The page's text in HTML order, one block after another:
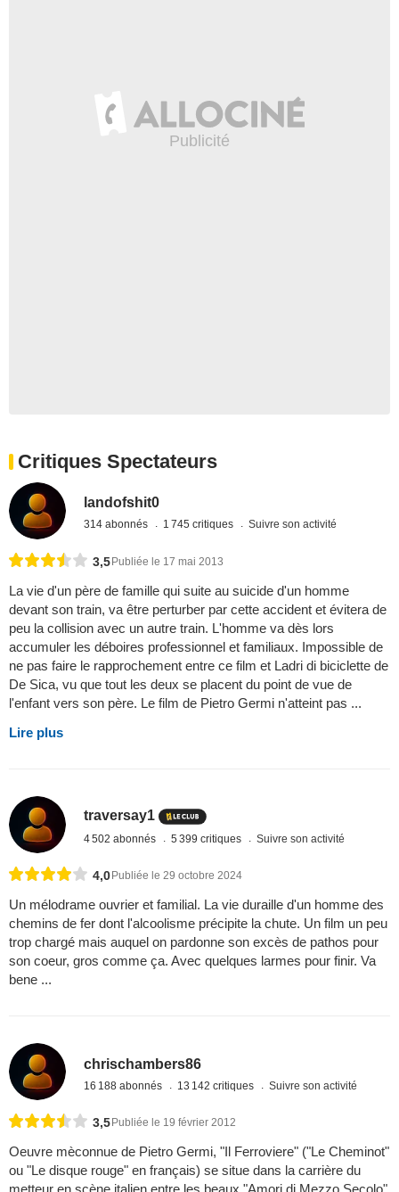
Critiques Spectateurs
landofshit0
314 abonnés 1 745 critiques Suivre son activité
3,5Publiée le 17 mai 2013
La vie d'un père de famille qui suite au suicide d'un homme
devant son train, va être perturber par cette accident et évitera de
peu la collision avec un autre train. L'homme va dès lors
accumuler les déboires professionnel et familiaux. Impossible de
ne pas faire le rapprochement entre ce film et Ladri di biciclette de
De Sica, vu que tout les deux se placent du point de vue de
l'enfant vers son père. Le film de Pietro Germi n'atteint pas ...
Lire plus
traversay1
4 502 abonnés 5 399 critiques Suivre son activité
4,0 Publiée le 29 octobre 2024
Un mélodrame ouvrier et familial. La vie duraille d'un homme des
chemins de fer dont l'alcoolisme précipite la chute. Un film un peu
trop chargé mais auquel on pardonne son excès de pathos pour
son coeur, gros comme ça. Avec quelques larmes pour finir. Va
bene ...
chrischambers86
16 188 abonnés 13 142 critiques Suivre son activité
3,5 Publiée le 19 février 2012
Oeuvre mèconnue de Pietro Germi, "Il Ferroviere" ("Le Cheminot"
ou "Le disque rouge" en français) se situe dans la carrière du